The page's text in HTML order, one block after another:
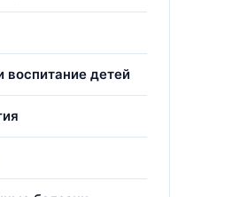
воспитание детей